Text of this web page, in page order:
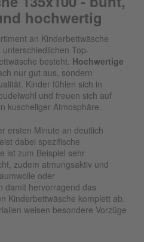
hochwertig
an Kinderbettwäsche
Top-
besteht. Hochwertige
nur gut aus, sondern
Kinder fühlen sich in
und freuen sich auf
kuscheliger Atmosphäre.
ersten Minute an deutlich
dabei spezifische
ist zum Beispiel sehr
zudem atmungsaktiv und
oder
damit hervorragend das
Kinderbettwäsche komplett ab.
weisen besondere Vorzüge